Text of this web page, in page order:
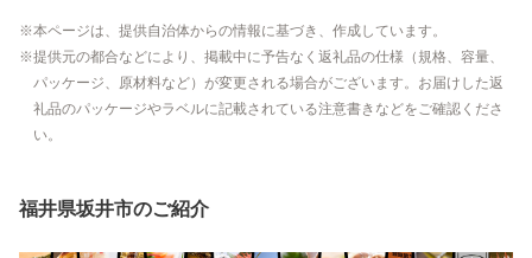
本ページは、提供自治体からの情報に基づき、作成しています。
提供元の都合などにより、掲載中に予告なく返礼品の仕様（規格、容量、
パッケージ、原材料など）が変更される場合がございます。お届けした返
礼品のパッケージやラベルに記載されている注意書きなどをご確認くださ
い。
福井県坂井市のご紹介